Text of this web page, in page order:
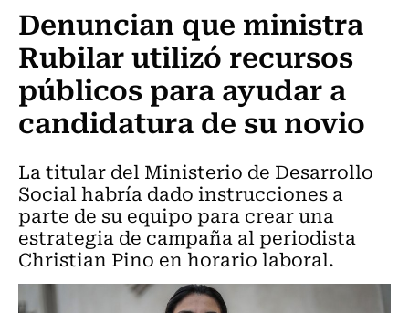
Denuncian que ministra
Rubilar utilizó recursos
públicos para ayudar a
candidatura de su novio
La titular del Ministerio de Desarrollo
Social habría dado instrucciones a
parte de su equipo para crear una
estrategia de campaña al periodista
Christian Pino en horario laboral.